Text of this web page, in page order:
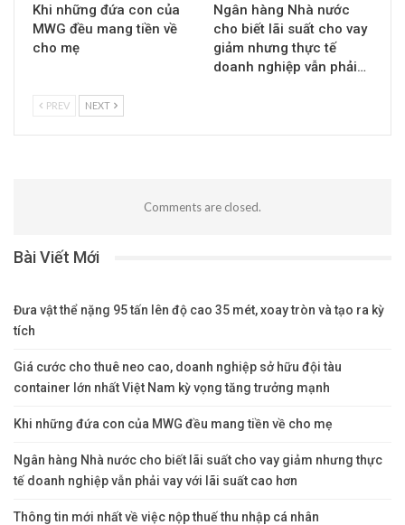
Khi những đứa con của
MWG đều mang tiền về
cho mẹ
Ngân hàng Nhà nước
cho biết lãi suất cho vay
giảm nhưng thực tế
doanh nghiệp vẫn phải…
PREV NEXT
Comments are closed.
Bài Viết Mới
Đưa vật thể nặng 95 tấn lên độ cao 35 mét, xoay tròn và tạo ra kỳ
tích
Giá cước cho thuê neo cao, doanh nghiệp sở hữu đội tàu
container lớn nhất Việt Nam kỳ vọng tăng trưởng mạnh
Khi những đứa con của MWG đều mang tiền về cho mẹ
Ngân hàng Nhà nước cho biết lãi suất cho vay giảm nhưng thực
tế doanh nghiệp vẫn phải vay với lãi suất cao hơn
Thông tin mới nhất về việc nộp thuế thu nhập cá nhân